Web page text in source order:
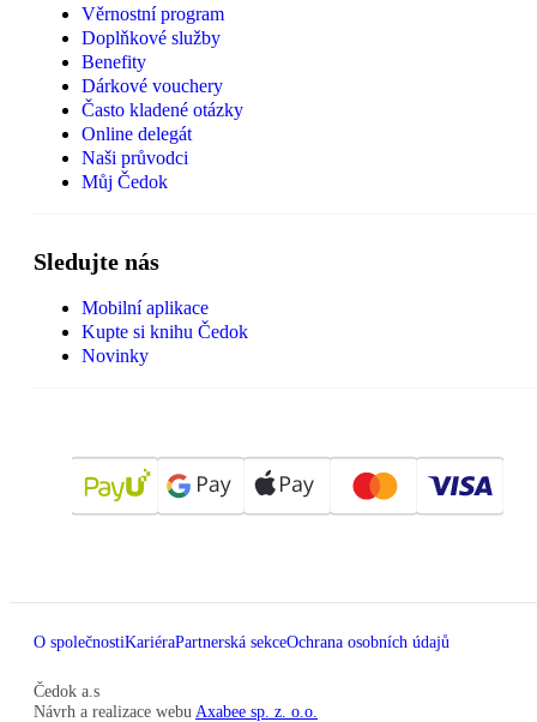
Věrnostní program
Doplňkové služby
Benefity
Dárkové vouchery
Často kladené otázky
Online delegát
Naši průvodci
Můj Čedok
Sledujte nás
Mobilní aplikace
Kupte si knihu Čedok
Novinky
O společnostiKariéraPartnerská sekceOchrana osobních údajů
Čedok a.s
Návrh a realizace webu Axabee sp. z. o.o.